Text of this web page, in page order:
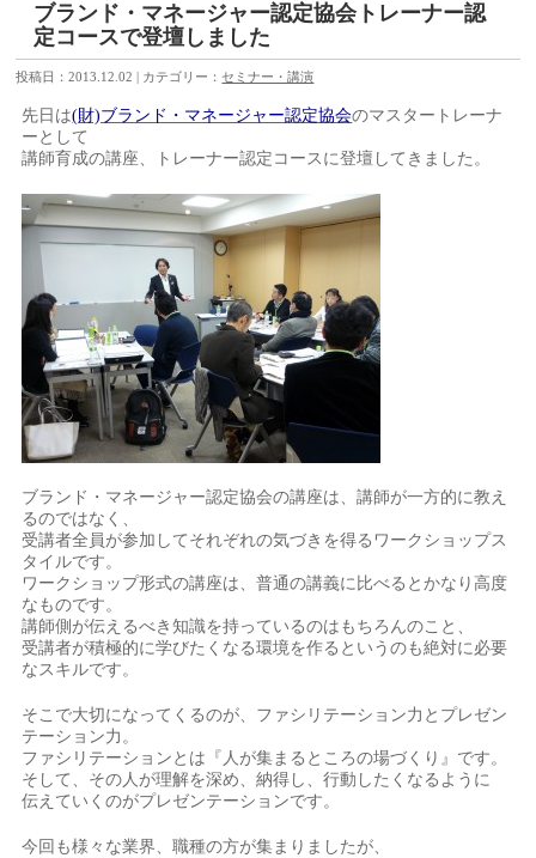
ブランド・マネージャー認定協会トレーナー認
定コースで登壇しました
投稿日：2013.12.02 | カテゴリー： セミナー・講演
先日は(財)ブランド・マネージャー認定協会のマスタートレーナ
ーとして
講師育成の講座、トレーナー認定コースに登壇してきました。
ブランド・マネージャー認定協会の講座は、講師が一方的に教え
るのではなく、
受講者全員が参加してそれぞれの気づきを得るワークショップス
タイルです。
ワークショップ形式の講座は、普通の講義に比べるとかなり高度
なものです。
講師側が伝えるべき知識を持っているのはもちろんのこと、
受講者が積極的に学びたくなる環境を作るというのも絶対に必要
なスキルです。
そこで大切になってくるのが、ファシリテーション力とプレゼン
テーション力。
ファシリテーションとは『人が集まるところの場づくり』です。
そして、その人が理解を深め、納得し、行動したくなるように
伝えていくのがプレゼンテーションです。
今回も様々な業界、職種の方が集まりましたが、